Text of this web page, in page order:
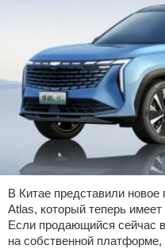
В Китае представили новое
Atlas, который теперь
Если продающийся сейчас
на собственной платформе,